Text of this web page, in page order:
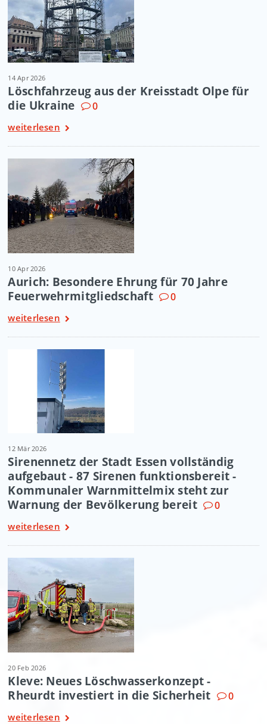
14 Apr 2026
Löschfahrzeug aus der Kreisstadt Olpe für
die Ukraine
0
weiterlesen
10 Apr 2026
Aurich: Besondere Ehrung für 70 Jahre
Feuerwehrmitgliedschaft
0
weiterlesen
12 Mär 2026
Sirenennetz der Stadt Essen vollständig
aufgebaut - 87 Sirenen funktionsbereit -
Kommunaler Warnmittelmix steht zur
Warnung der Bevölkerung bereit
0
weiterlesen
20 Feb 2026
Kleve: Neues Löschwasserkonzept -
Rheurdt investiert in die Sicherheit
0
weiterlesen